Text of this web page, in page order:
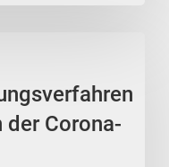
der Corona-